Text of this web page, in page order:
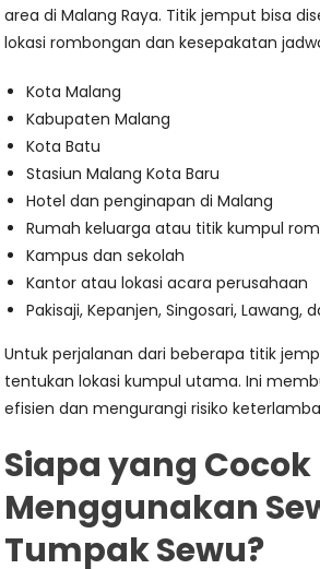
area di Malang Raya. Titik jemput bisa
lokasi rombongan dan kesepakatan
Kota Malang
Kabupaten Malang
Kota Batu
Stasiun Malang Kota Baru
Hotel dan penginapan di Malang
Rumah keluarga atau titik kumpul
Kampus dan sekolah
Kantor atau lokasi acara perusahaan
Pakisaji, Kepanjen, Singosari, Lawang,
Untuk perjalanan dari beberapa titik
tentukan lokasi kumpul utama. Ini
efisien dan mengurangi risiko
Siapa yang Cocok
Menggunakan
Tumpak Sewu?